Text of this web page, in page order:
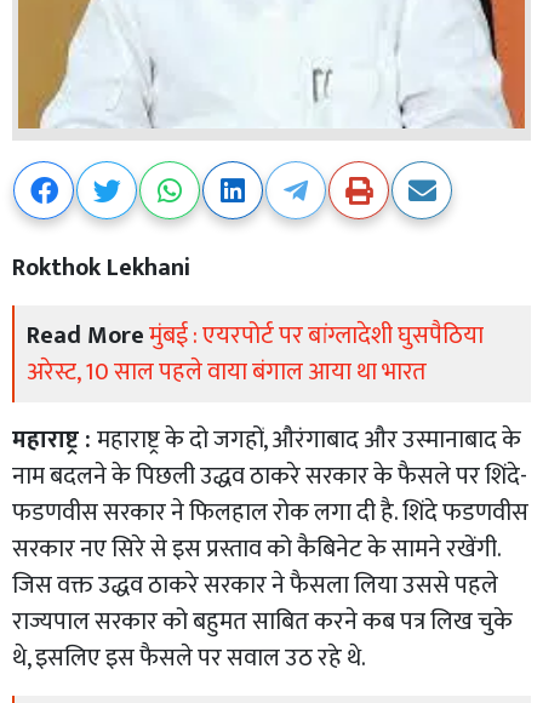
Rokthok Lekhani
Read Moreमुंबई : एयरपोर्ट पर बांग्लादेशी घुसपैठिया
अरेस्ट, 10 साल पहले वाया बंगाल आया था भारत
महाराष्ट्र :महाराष्ट्र के दो जगहों, औरंगाबाद और उस्मानाबाद के
नाम बदलने के पिछली उद्धव ठाकरे सरकार के फैसले पर शिंदे-
फडणवीस सरकार ने फिलहाल रोक लगा दी है. शिंदे फडणवीस
सरकार नए सिरे से इस प्रस्ताव को कैबिनेट के सामने रखेंगी.
जिस वक्त उद्धव ठाकरे सरकार ने फैसला लिया उससे पहले
राज्यपाल सरकार को बहुमत साबित करने कब पत्र लिख चुके
थे, इसलिए इस फैसले पर सवाल उठ रहे थे.